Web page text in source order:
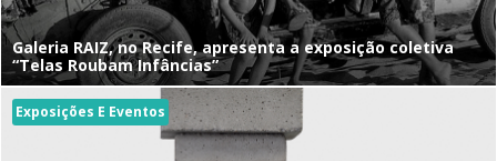
Galeria RAIZ, no Recife, apresenta a exposição coletiva
“Telas Roubam Infâncias”
Exposições E Eventos